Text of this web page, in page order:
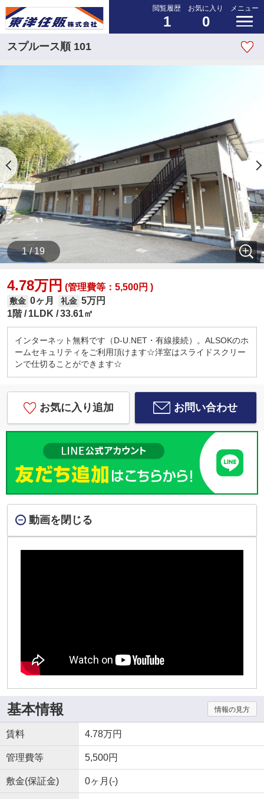
閲覧履歴
1
お気に入り
0
メニュー
スプルース順 101
1 / 19
4.78万円 (管理費等：5,500円 )
敷金 0ヶ月 礼金 5万円
1階
1LDK 33.61㎡
インターネット無料です（D-U.NET・有線接続）。ALSOKのホ
ームセキュリティをご利用頂けます☆洋室はスライドスクリー
ンで仕切ることができます☆
お気に入り追加 お問い合わせ
動画を閉じる
基本情報 情報の見方
賃料 4.78万円
管理費等 5,500円
敷金(保証金) 0ヶ月(-)